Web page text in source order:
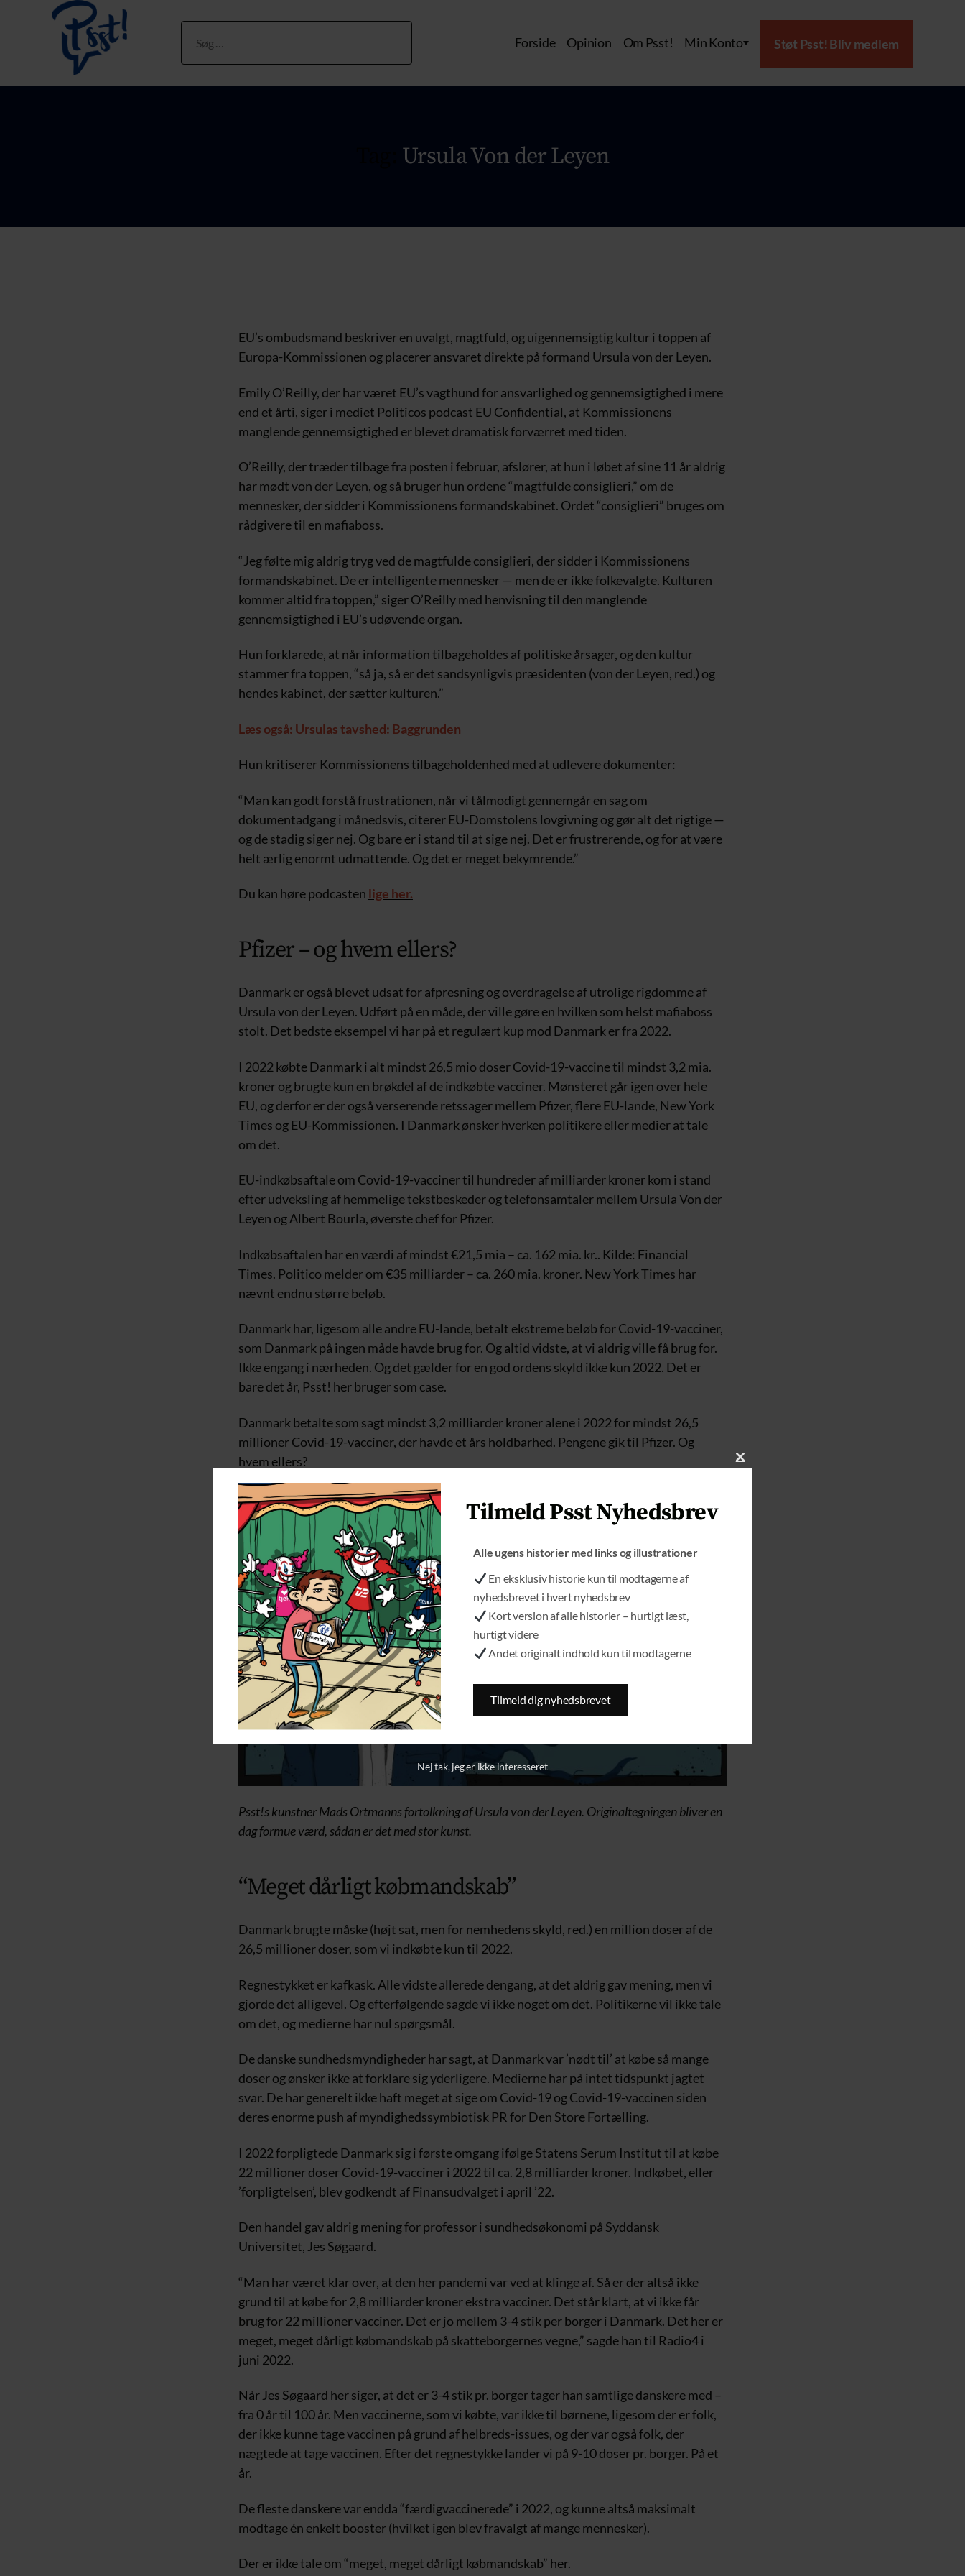
Søg
efter:
Forside Opinion Om Psst! Min Konto Støt Psst! Bliv medlem
Ursula Von der Leyen
EU’s ombudsmand beskriver en uvalgt, magtfuld, og uigennemsigtig kultur i toppen af
Europa-Kommissionen og placerer ansvaret direkte på formand Ursula von der Leyen.
Emily O’Reilly, der har været EU’s vagthund for ansvarlighed og gennemsigtighed i mere
end et årti, siger i mediet Politicos podcast EU Confidential, at Kommissionens
manglende gennemsigtighed er blevet dramatisk forværret med tiden.
O’Reilly, der træder tilbage fra posten i februar, afslører, at hun i løbet af sine 11 år aldrig
har mødt von der Leyen, og så bruger hun ordene “magtfulde consiglieri,” om de
mennesker, der sidder i Kommissionens formandskabinet. Ordet “consiglieri” bruges om
rådgivere til en mafiaboss.
“Jeg følte mig aldrig tryg ved de magtfulde consiglieri, der sidder i Kommissionens
formandskabinet. De er intelligente mennesker — men de er ikke folkevalgte. Kulturen
kommer altid fra toppen,” siger O’Reilly med henvisning til den manglende
gennemsigtighed i EU’s udøvende organ.
Hun forklarede, at når information tilbageholdes af politiske årsager, og den kultur
stammer fra toppen, “så ja, så er det sandsynligvis præsidenten (von der Leyen, red.) og
hendes kabinet, der sætter kulturen.”
Læs også: Ursulas tavshed: Baggrunden
Hun kritiserer Kommissionens tilbageholdenhed med at udlevere dokumenter:
“Man kan godt forstå frustrationen, når vi tålmodigt gennemgår en sag om
dokumentadgang i månedsvis, citerer EU-Domstolens lovgivning og gør alt det rigtige —
og de stadig siger nej. Og bare er i stand til at sige nej. Det er frustrerende, og for at være
helt ærlig enormt udmattende. Og det er meget bekymrende.”
Du kan høre podcasten lige her.
Pfizer – og hvem ellers?
Danmark er også blevet udsat for afpresning og overdragelse af utrolige rigdomme af
Ursula von der Leyen. Udført på en måde, der ville gøre en hvilken som helst mafiaboss
stolt. Det bedste eksempel vi har på et regulært kup mod Danmark er fra 2022.
I 2022 købte Danmark i alt mindst 26,5 mio doser Covid-19-vaccine til mindst 3,2 mia.
kroner og brugte kun en brøkdel af de indkøbte vacciner. Mønsteret går igen over hele
EU, og derfor er der også verserende retssager mellem Pfizer, flere EU-lande, New York
Times og EU-Kommissionen. I Danmark ønsker hverken politikere eller medier at tale
om det.
EU-indkøbsaftale om Covid-19-vacciner til hundreder af milliarder kroner kom i stand
efter udveksling af hemmelige tekstbeskeder og telefonsamtaler mellem Ursula Von der
Leyen og Albert Bourla, øverste chef for Pfizer.
Indkøbsaftalen har en værdi af mindst €21,5 mia – ca. 162 mia. kr.. Kilde: Financial
Times. Politico melder om €35 milliarder – ca. 260 mia. kroner. New York Times har
nævnt endnu større beløb.
Danmark har, ligesom alle andre EU-lande, betalt ekstreme beløb for Covid-19-vacciner,
som Danmark på ingen måde havde brug for. Og altid vidste, at vi aldrig ville få brug for.
Ikke engang i nærheden. Og det gælder for en god ordens skyld ikke kun 2022. Det er
bare det år, Psst! her bruger som case.
Danmark betalte som sagt mindst 3,2 milliarder kroner alene i 2022 for mindst 26,5
millioner Covid-19-vacciner, der havde et års holdbarhed. Pengene gik til Pfizer. Og
hvem ellers?
Spørgsmålet “hvem ellers” kan nok kun Ursula Von Der Leyen svare på, men det vil hun
ikke. Så derfor falder ingen svar.
Psst!s kunstner Mads Ortmanns fortolkning af Ursula von der Leyen. Originaltegningen bliver en
dag formue værd, sådan er det med stor kunst.
“Meget dårligt købmandskab”
Danmark brugte måske (højt sat, men for nemhedens skyld, red.) en million doser af de
26,5 millioner doser, som vi indkøbte kun til 2022.
Regnestykket er kafkask. Alle vidste allerede dengang, at det aldrig gav mening, men vi
gjorde det alligevel. Og efterfølgende sagde vi ikke noget om det. Politikerne vil ikke tale
om det, og medierne har nul spørgsmål.
De danske sundhedsmyndigheder har sagt, at Danmark var ’nødt til’ at købe så mange
doser og ønsker ikke at forklare sig yderligere. Medierne har på intet tidspunkt jagtet
svar. De har generelt ikke haft meget at sige om Covid-19 og Covid-19-vaccinen siden
deres enorme push af myndighedssymbiotisk PR for Den Store Fortælling.
I 2022 forpligtede Danmark sig i første omgang ifølge Statens Serum Institut til at købe
22 millioner doser Covid-19-vacciner i 2022 til ca. 2,8 milliarder kroner. Indkøbet, eller
’forpligtelsen’, blev godkendt af Finansudvalget i april ’22.
Den handel gav aldrig mening for professor i sundhedsøkonomi på Syddansk
Universitet, Jes Søgaard.
“Man har været klar over, at den her pandemi var ved at klinge af. Så er der altså ikke
grund til at købe for 2,8 milliarder kroner ekstra vacciner. Det står klart, at vi ikke får
brug for 22 millioner vacciner. Det er jo mellem 3-4 stik per borger i Danmark. Det her er
meget, meget dårligt købmandskab på skatteborgernes vegne,” sagde han til Radio4 i
juni 2022.
Når Jes Søgaard her siger, at det er 3-4 stik pr. borger tager han samtlige danskere med –
fra 0 år til 100 år. Men vaccinerne, som vi købte, var ikke til børnene, ligesom der er folk,
der ikke kunne tage vaccinen på grund af helbreds-issues, og der var også folk, der
nægtede at tage vaccinen. Efter det regnestykke lander vi på 9-10 doser pr. borger. På et
år.
De fleste danskere var endda “færdigvaccinerede” i 2022, og kunne altså maksimalt
modtage én enkelt booster (hvilket igen blev fravalgt af mange mennesker).
Der er ikke tale om “meget, meget dårligt købmandskab” her.
C
Tilmeld Psst Nyhedsbrev
Alle ugens historier med links og illustrationer
En eksklusiv historie kun til modtagerne af
nyhedsbrevet i hvert nyhedsbrev
Kort version af alle historier – hurtigt læst,
hurtigt videre
Andet originalt indhold kun til modtagerne
Tilmeld dig nyhedsbrevet
Nej tak, jeg er ikke interesseret